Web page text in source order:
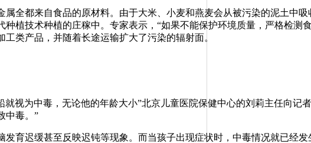
都来自食品的原材料。由于大米、小麦和燕麦会从被污染的泥土中
植技术种植的庄稼中。专家表示，“如果不能保护环境质量，严格检测
类产品，并随着长途运输扩大了污染的辐射面。
视为中毒，无论他的年龄大小”北京儿童医院保健中心的刘莉主任向记
中毒。”
迟缓甚至反映迟钝等现象。而当孩子出现症状时，中毒情况就已经发